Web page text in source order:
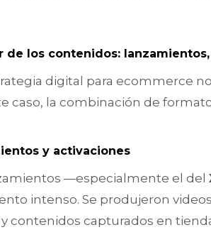
de los contenidos:
digital para ecommerce
caso, la combinación de
y activaciones
—especialmente el del
intenso. Se produjeron
contenidos capturados en